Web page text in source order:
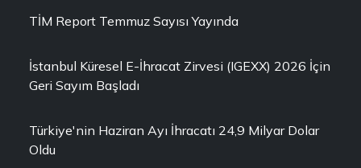
TİM Report Temmuz Sayısı Yayında
İstanbul Küresel E-İhracat Zirvesi (IGEXX) 2026 İçin
Geri Sayım Başladı
Türkiye'nin Haziran Ayı İhracatı 24,9 Milyar Dolar
Oldu